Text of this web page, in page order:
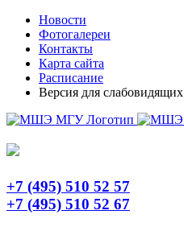
Skip
content
TelegramНовости
Фотогалереи
Контакты
Карта сайта
Расписание
Версия для слабовидящих
+7 (495) 510 52 57
+7 (495) 510 52 67